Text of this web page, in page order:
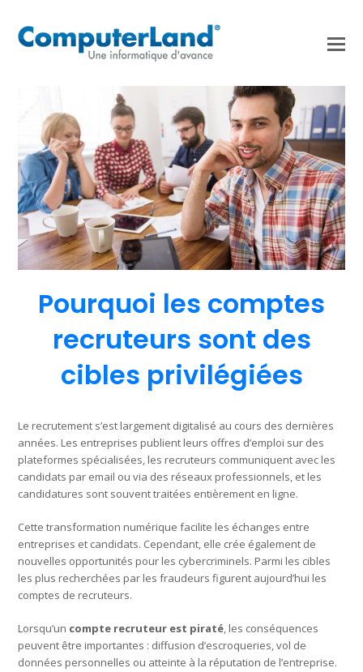
Pourquoi les comptes
recruteurs sont des
cibles privilégiées
Le recrutement s’est largement digitalisé au cours des dernières
années. Les entreprises publient leurs offres d’emploi sur des
plateformes spécialisées, les recruteurs communiquent avec les
candidats par email ou via des réseaux professionnels, et les
candidatures sont souvent traitées entièrement en ligne.
Cette transformation numérique facilite les échanges entre
entreprises et candidats. Cependant, elle crée également de
nouvelles opportunités pour les cybercriminels. Parmi les cibles
les plus recherchées par les fraudeurs figurent aujourd’hui les
comptes de recruteurs.
Lorsqu’un compte recruteur est piraté, les conséquences
peuvent être importantes : diffusion d’escroqueries, vol de
données personnelles ou atteinte à la réputation de l’entreprise.